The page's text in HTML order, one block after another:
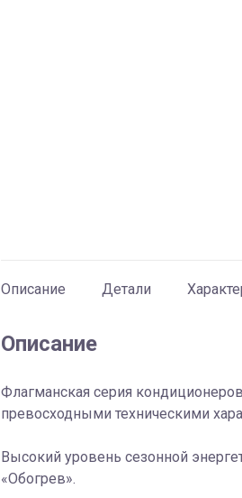
Описание Детали
Описание
Флагманская серия
превосходными техническими
Высокий уровень сезонной
«Обогрев».